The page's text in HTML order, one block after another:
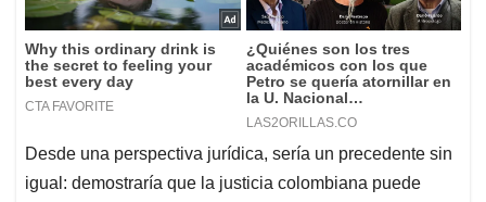
Desde una perspectiva jurídica, sería un precedente sin
igual: demostraría que la justicia colombiana puede